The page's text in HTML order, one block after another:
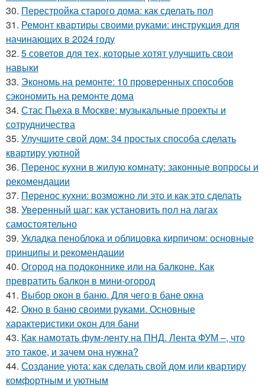
30. Перестройка старого дома: как сделать пол
31. Ремонт квартиры своими руками: инструкция для
начинающих в 2024 году
32. 5 советов для тех, которые хотят улучшить свои
навыки
33. Экономь на ремонте: 10 проверенных способов
сэкономить на ремонте дома
34. Стас Пьеха в Москве: музыкальные проекты и
сотрудничества
35. Улучшите свой дом: 34 простых способа сделать
квартиру уютной
36. Перенос кухни в жилую комнату: законные вопросы и
рекомендации
37. Перенос кухни: возможно ли это и как это сделать
38. Уверенный шаг: как установить пол на лагах
самостоятельно
39. Укладка пеноблока и облицовка кирпичом: основные
принципы и рекомендации
40. Огород на подоконнике или на балконе. Как
превратить балкон в мини-огород
41. Выбор окон в баню. Для чего в бане окна
42. Окно в баню своими руками. Основные
характеристики окон для бани
43. Как намотать фум-ленту на ПНД. Лента ФУМ –, что
это такое, и зачем она нужна?
44. Создание уюта: как сделать свой дом или квартиру
комфортным и уютным